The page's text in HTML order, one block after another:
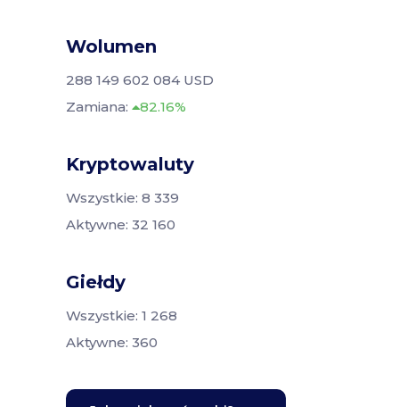
Wolumen
288 149 602 084 USD
Zamiana:
82.16%
Kryptowaluty
Wszystkie: 8 339
Aktywne: 32 160
Giełdy
Wszystkie: 1 268
Aktywne: 360